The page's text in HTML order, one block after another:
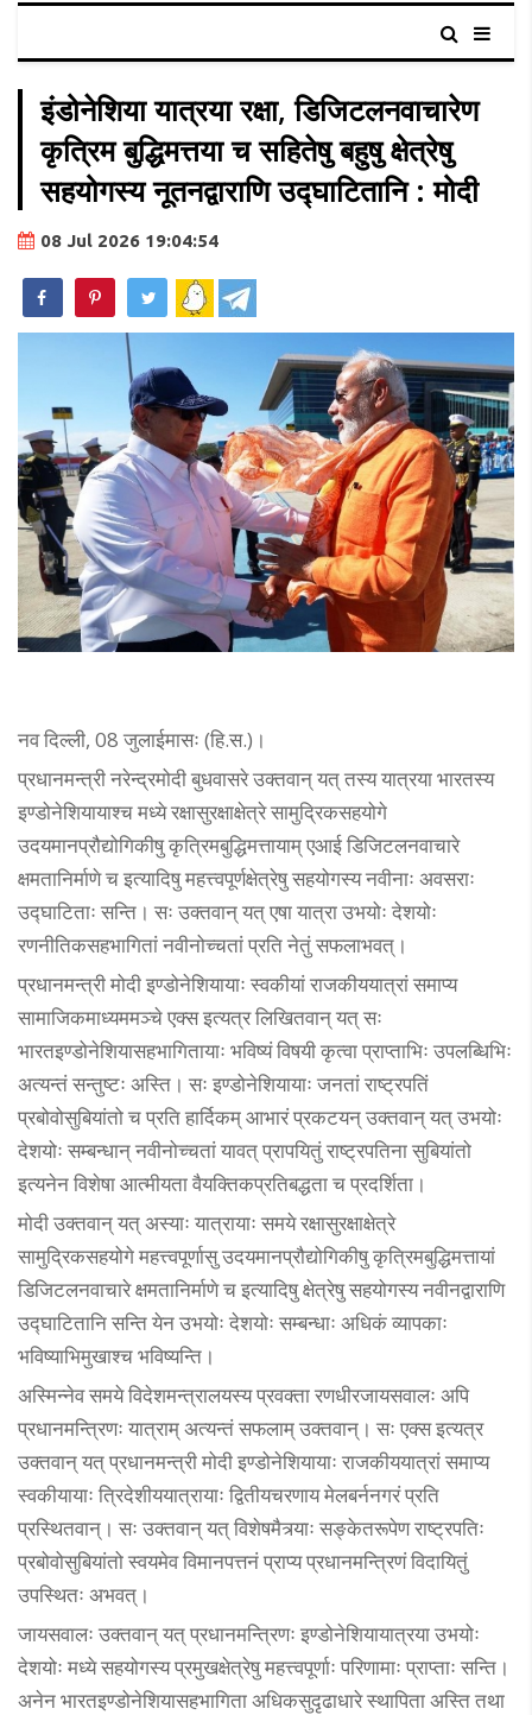
इंडोनेशिया यात्रया रक्षा, डिजिटलनवाचारेण
कृत्रिम बुद्धिमत्तया च सहितेषु बहुषु क्षेत्रेषु
सहयोगस्य नूतनद्वाराणि उद्घाटितानि : मोदी
08 Jul 2026 19:04:54
नव दिल्ली, 08 जुलाईमासः (हि.स.)।
प्रधानमन्त्री नरेन्द्रमोदी बुधवासरे उक्तवान् यत् तस्य यात्रया भारतस्य
इण्डोनेशियायाश्च मध्ये रक्षासुरक्षाक्षेत्रे सामुद्रिकसहयोगे
उदयमानप्रौद्योगिकीषु कृत्रिमबुद्धिमत्तायाम् एआई डिजिटलनवाचारे
क्षमतानिर्माणे च इत्यादिषु महत्त्वपूर्णक्षेत्रेषु सहयोगस्य नवीनाः अवसराः
उद्घाटिताः सन्ति। सः उक्तवान् यत् एषा यात्रा उभयोः देशयोः
रणनीतिकसहभागितां नवीनोच्चतां प्रति नेतुं सफलाभवत्।
प्रधानमन्त्री मोदी इण्डोनेशियायाः स्वकीयां राजकीययात्रां समाप्य
सामाजिकमाध्यममञ्चे एक्स इत्यत्र लिखितवान् यत् सः
भारतइण्डोनेशियासहभागितायाः भविष्यं विषयी कृत्वा प्राप्ताभिः उपलब्धिभिः
अत्यन्तं सन्तुष्टः अस्ति। सः इण्डोनेशियायाः जनतां राष्ट्रपतिं
प्रबोवोसुबियांतो च प्रति हार्दिकम् आभारं प्रकटयन् उक्तवान् यत् उभयोः
देशयोः सम्बन्धान् नवीनोच्चतां यावत् प्रापयितुं राष्ट्रपतिना सुबियांतो
इत्यनेन विशेषा आत्मीयता वैयक्तिकप्रतिबद्धता च प्रदर्शिता।
मोदी उक्तवान् यत् अस्याः यात्रायाः समये रक्षासुरक्षाक्षेत्रे
सामुद्रिकसहयोगे महत्त्वपूर्णासु उदयमानप्रौद्योगिकीषु कृत्रिमबुद्धिमत्तायां
डिजिटलनवाचारे क्षमतानिर्माणे च इत्यादिषु क्षेत्रेषु सहयोगस्य नवीनद्वाराणि
उद्घाटितानि सन्ति येन उभयोः देशयोः सम्बन्धाः अधिकं व्यापकाः
भविष्याभिमुखाश्च भविष्यन्ति।
अस्मिन्नेव समये विदेशमन्त्रालयस्य प्रवक्ता रणधीरजायसवालः अपि
प्रधानमन्त्रिणः यात्राम् अत्यन्तं सफलाम् उक्तवान्। सः एक्स इत्यत्र
उक्तवान् यत् प्रधानमन्त्री मोदी इण्डोनेशियायाः राजकीययात्रां समाप्य
स्वकीयायाः त्रिदेशीययात्रायाः द्वितीयचरणाय मेलबर्ननगरं प्रति
प्रस्थितवान्। सः उक्तवान् यत् विशेषमैत्र्याः सङ्केतरूपेण राष्ट्रपतिः
प्रबोवोसुबियांतो स्वयमेव विमानपत्तनं प्राप्य प्रधानमन्त्रिणं विदायितुं
उपस्थितः अभवत्।
जायसवालः उक्तवान् यत् प्रधानमन्त्रिणः इण्डोनेशियायात्रया उभयोः
देशयोः मध्ये सहयोगस्य प्रमुखक्षेत्रेषु महत्त्वपूर्णाः परिणामाः प्राप्ताः सन्ति।
अनेन भारतइण्डोनेशियासहभागिता अधिकसुदृढाधारे स्थापिता अस्ति तथा